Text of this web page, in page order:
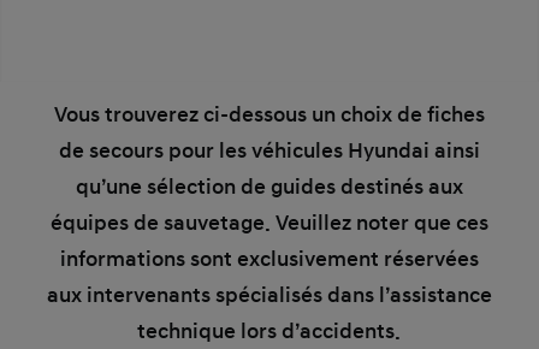
Vous trouverez ci-dessous un choix de fiches
de secours pour les véhicules Hyundai ainsi
qu’une sélection de guides destinés aux
équipes de sauvetage. Veuillez noter que ces
informations sont exclusivement réservées
aux intervenants spécialisés dans l’assistance
technique lors d’accidents.